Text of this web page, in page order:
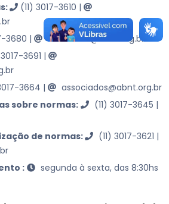
(11) 3017-3610 |
3680 |
educacao@abnt.org.br
3691 |
3664 |
associados@abnt.org.br
sobre normas:
(11) 3017-3645 |
de normas:
(11) 3017-3621 |
:
segunda à sexta, das 8:30hs